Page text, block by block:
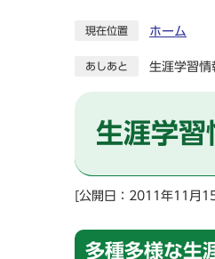
現在位置 ホーム
あしあと 生涯学習情
生涯学習
[公開日：2011年11月15
多種多様な生